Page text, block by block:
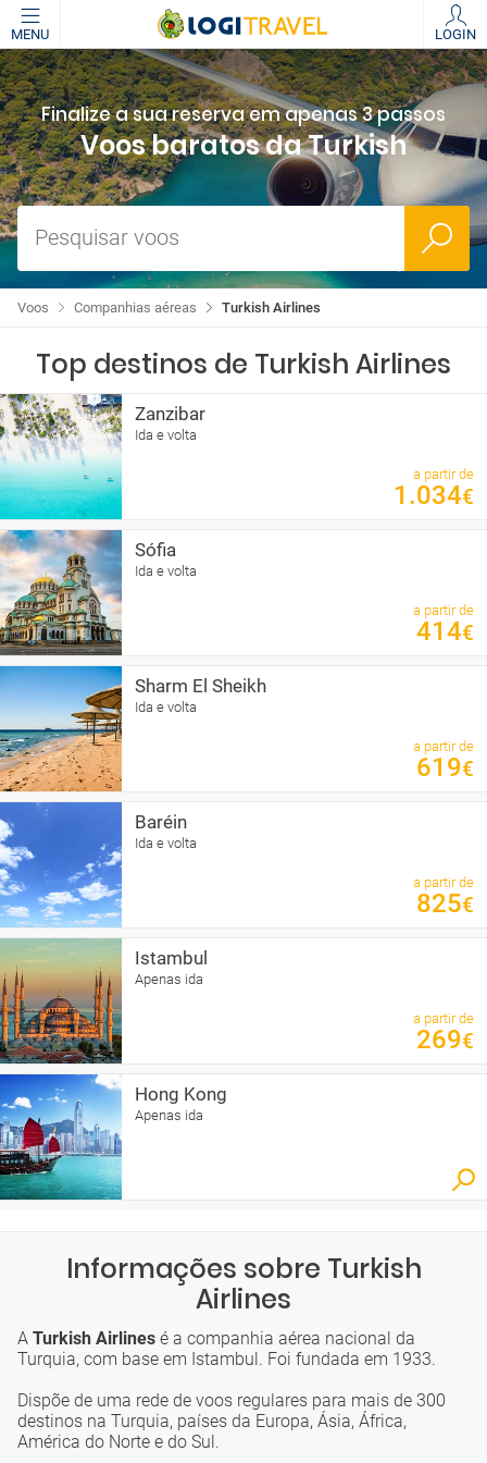
MENU LOGIN
Finalize a sua reserva em apenas 3 passos
Voos baratos da Turkish
Pesquisar voos
Turkish Airlines
Companhias aéreas
Voos
Top destinos de Turkish Airlines
Zanzibar
Ida e volta
a partir de
1.034€
Sófia
Ida e volta
a partir de
414€
Sharm El Sheikh
Ida e volta
a partir de
619€
Baréin
Ida e volta
a partir de
825€
Istambul
Apenas ida
a partir de
269€
Hong Kong
Apenas ida
Informações sobre Turkish
Airlines
A Turkish Airlines é a companhia aérea nacional da
Turquia, com base em Istambul. Foi fundada em 1933.
Dispõe de uma rede de voos regulares para mais de 300
destinos na Turquia, países da Europa, Ásia, África,
América do Norte e do Sul.